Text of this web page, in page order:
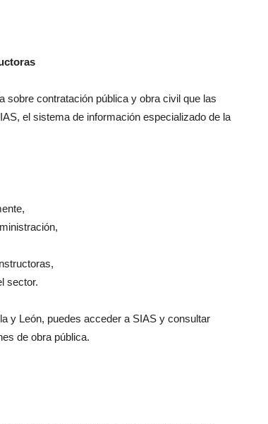
sobre contratación pública y obra civil que las
el sistema de información especializado de la
sector.
y León, puedes acceder a SIAS y consultar
de obra pública.